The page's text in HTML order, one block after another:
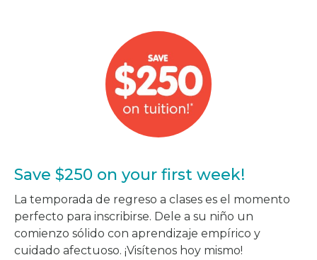
Save $250 on your first week!
La temporada de regreso a clases es el momento
perfecto para inscribirse. Dele a su niño un
comienzo sólido con aprendizaje empírico y
cuidado afectuoso. ¡Visítenos hoy mismo!